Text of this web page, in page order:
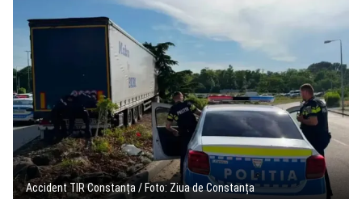
Accident TIR Constanța / Foto: Ziua de Constanța